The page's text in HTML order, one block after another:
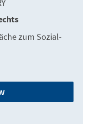
zum Sozial-